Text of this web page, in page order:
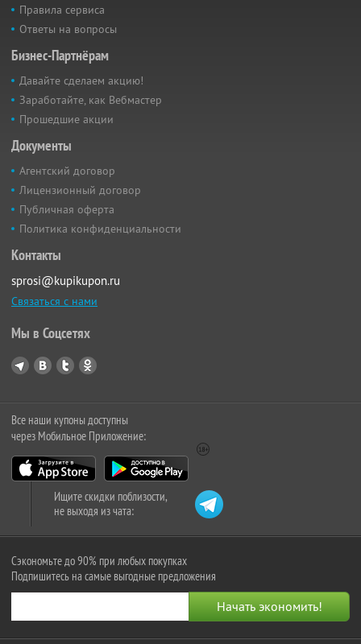
Правила сервиса
Ответы на вопросы
Бизнес-Партнёрам
Давайте сделаем акцию!
Заработайте, как Вебмастер
Прошедшие акции
Документы
Агентский договор
Лицензионный договор
Публичная оферта
Политика конфиденциальности
Контакты
sprosi@kupikupon.ru
Связаться с нами
Мы в Соцсетях
Все наши купоны доступны
через Мобильное Приложение:
Ищите скидки поблизости,
не выходя из чата:
Сэкономьте до 90% при любых покупках
Подпишитесь на самые выгодные предложения